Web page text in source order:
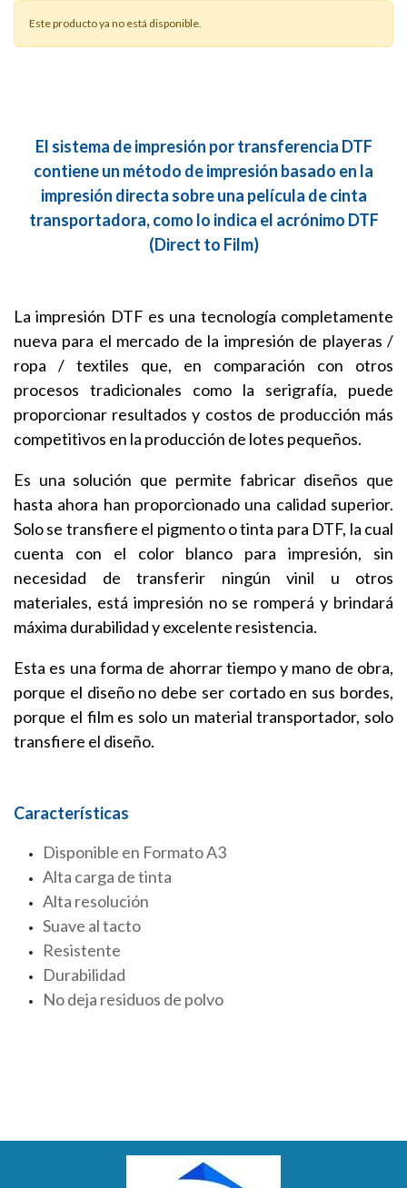
Este producto ya no está disponible.
El sistema de impresión por transferencia DTF
contiene un método de impresión basado en la
impresión directa sobre una película de cinta
transportadora, como lo indica el acrónimo DTF
(Direct to Film)
La impresión DTF es una tecnología completamente
nueva para el mercado de la impresión de playeras /
ropa / textiles que, en comparación con otros
procesos tradicionales como la serigrafía, puede
proporcionar resultados y costos de producción más
competitivos en la producción de lotes pequeños.
Es una solución que permite fabricar diseños que
hasta ahora han proporcionado una calidad superior.
Solo se transfiere el pigmento o tinta para DTF, la cual
cuenta con el color blanco para impresión, sin
necesidad de transferir ningún vinil u otros
materiales, está impresión no se romperá y brindará
máxima durabilidad y excelente resistencia.
Esta es una forma de ahorrar tiempo y mano de obra,
porque el diseño no debe ser cortado en sus bordes,
porque el film es solo un material transportador, solo
transfiere el diseño.
Características
Disponible en Formato A3
Alta carga de tinta
Alta resolución
Suave al tacto
Resistente
Durabilidad
No deja residuos de polvo